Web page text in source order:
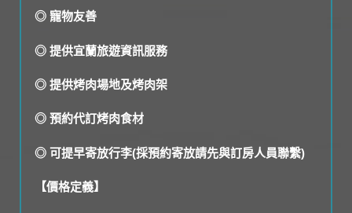
◎ 寵物友善
◎ 提供宜蘭旅遊資訊服務
◎ 提供烤肉場地及烤肉架
◎ 預約代訂烤肉食材
◎ 可提早寄放行李(採預約寄放請先與訂房人員聯繫)
【價格定義】